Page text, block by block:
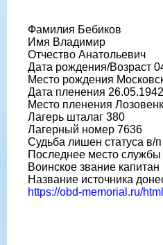
Фамилия Бебиков
Имя Владимир
Отчество Анатольевич
Дата рождения/Возраст
Место рождения
Дата пленения 26.05.1942
Место пленения
Лагерь шталаг 380
Лагерный номер 7636
Судьба лишен статуса в/п
Последнее место службы
Воинское звание капитан
Название источника
https://obd-memorial.ru/